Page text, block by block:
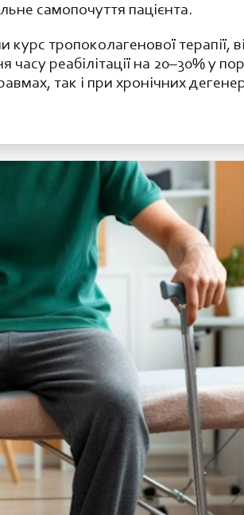
самопочуття пацієнта.
курс тропоколагенової терапії,
реабілітації на 20–30% у
так і при хронічних